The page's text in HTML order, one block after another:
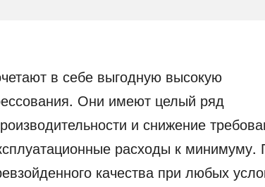
в себе выгодную высокую
Они имеют целый ряд
и снижение
расходы к минимуму.
качества при любых